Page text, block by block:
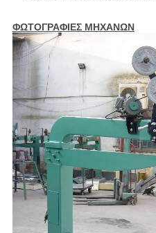
ΦΩΤΟΓΡΑΦΙΕΣ ΜΗΧΑΝΩΝ